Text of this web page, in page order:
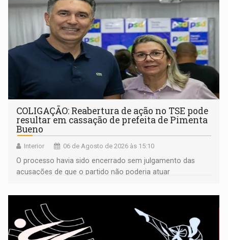
COLIGAÇÃO: Reabertura de ação no TSE pode
resultar em cassação de prefeita de Pimenta
Bueno
Interior 06 de Agosto de 2026 às 15:10
O processo havia sido encerrado sem julgamento das
acusações de que o partido não poderia atuar